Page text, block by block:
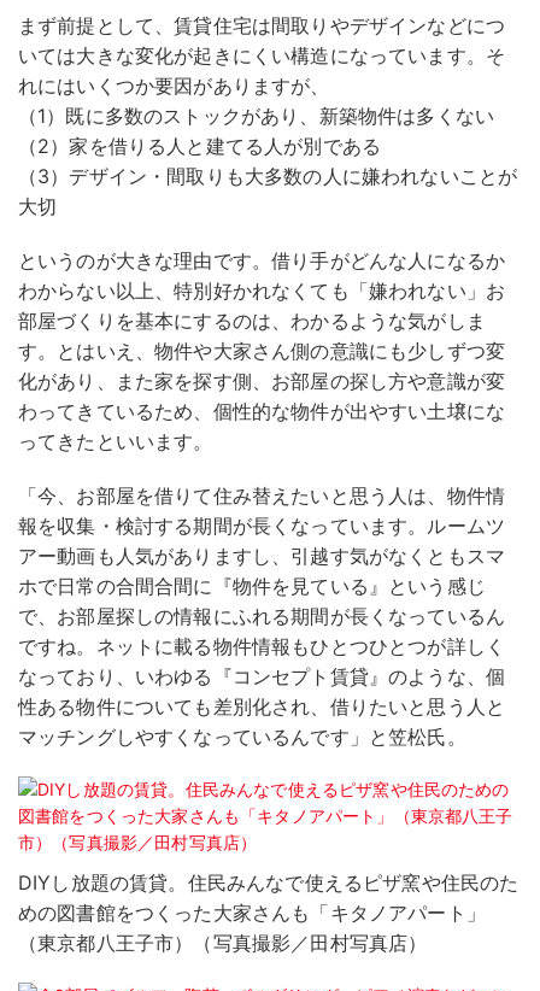
まず前提として、賃貸住宅は間取りやデザインなどにつ
いては大きな変化が起きにくい構造になっています。そ
れにはいくつか要因がありますが、
（1）既に多数のストックがあり、新築物件は多くない
（2）家を借りる人と建てる人が別である
（3）デザイン・間取りも大多数の人に嫌われないことが
大切
というのが大きな理由です。借り手がどんな人になるか
わからない以上、特別好かれなくても「嫌われない」お
部屋づくりを基本にするのは、わかるような気がしま
す。とはいえ、物件や大家さん側の意識にも少しずつ変
化があり、また家を探す側、お部屋の探し方や意識が変
わってきているため、個性的な物件が出やすい土壌にな
ってきたといいます。
「今、お部屋を借りて住み替えたいと思う人は、物件情
報を収集・検討する期間が長くなっています。ルームツ
アー動画も人気がありますし、引越す気がなくともスマ
ホで日常の合間合間に『物件を見ている』という感じ
で、お部屋探しの情報にふれる期間が長くなっているん
ですね。ネットに載る物件情報もひとつひとつが詳しく
なっており、いわゆる『コンセプト賃貸』のような、個
性ある物件についても差別化され、借りたいと思う人と
マッチングしやすくなっているんです」と笠松氏。
DIYし放題の賃貸。住民みんなで使えるピザ窯や住民のた
めの図書館をつくった大家さんも「キタノアパート」
（東京都八王子市）（写真撮影／田村写真店）